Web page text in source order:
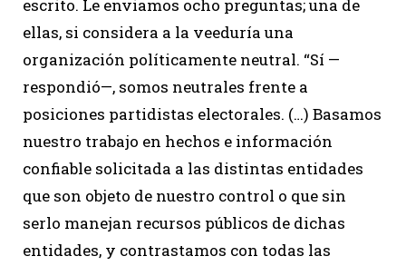
escrito. Le enviamos ocho preguntas; una de
ellas, si considera a la veeduría una
organización políticamente neutral. “Sí —
respondió—, somos neutrales frente a
posiciones partidistas electorales. (…) Basamos
nuestro trabajo en hechos e información
confiable solicitada a las distintas entidades
que son objeto de nuestro control o que sin
serlo manejan recursos públicos de dichas
entidades, y contrastamos con todas las